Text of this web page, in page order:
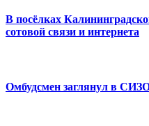
В посёлках
сотовой связи и интернета
Омбудсмен заглянул в